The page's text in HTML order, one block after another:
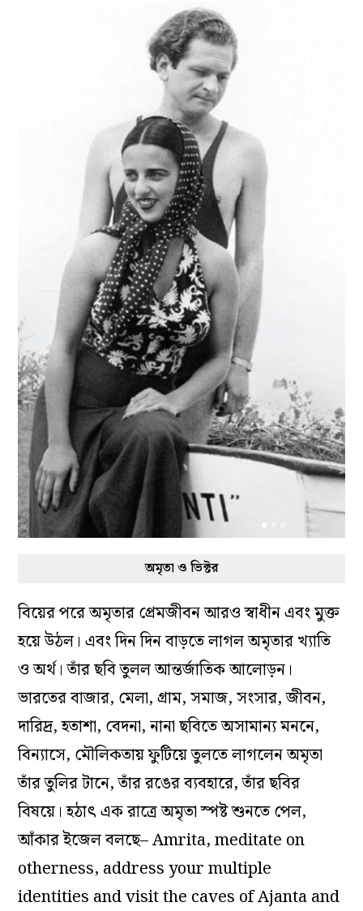
অমৃতা ও ভিক্টর
বিয়ের পরে অমৃতার প্রেমজীবন আরও স্বাধীন এবং মুক্ত
হয়ে উঠল। এবং দিন দিন বাড়তে লাগল অমৃতার খ্যাতি
ও অর্থ। তাঁর ছবি তুলল আন্তর্জাতিক আলোড়ন।
ভারতের বাজার, মেলা, গ্রাম, সমাজ, সংসার, জীবন,
দারিদ্র, হতাশা, বেদনা, নানা ছবিতে অসামান্য মননে,
বিন্যাসে, মৌলিকতায় ফুটিয়ে তুলতে লাগলেন অমৃতা
তাঁর তুলির টানে, তাঁর রঙের ব্যবহারে, তাঁর ছবির
বিষয়ে। হঠাৎ এক রাত্রে অমৃতা স্পষ্ট শুনতে পেল,
আঁকার ইজেল বলছে– Amrita, meditate on
otherness, address your multiple
identities and visit the caves of Ajanta and